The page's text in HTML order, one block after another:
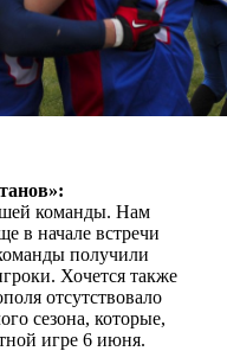
команды. Нам
в начале встречи
получили
Хочется также
отсутствовало
сезона, которые,
игре 6 июня.